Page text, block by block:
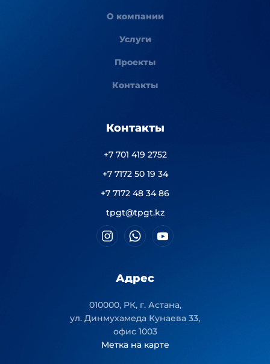
О компании
Услуги
Проекты
Контакты
Контакты
+7 701 419 2752
+7 7172 50 19 34
+7 7172 48 34 86
tpgt@tpgt.kz
Адрес
010000, РК, г. Астана,
ул. Динмухамеда Кунаева 33,
офис 1003
Метка на карте